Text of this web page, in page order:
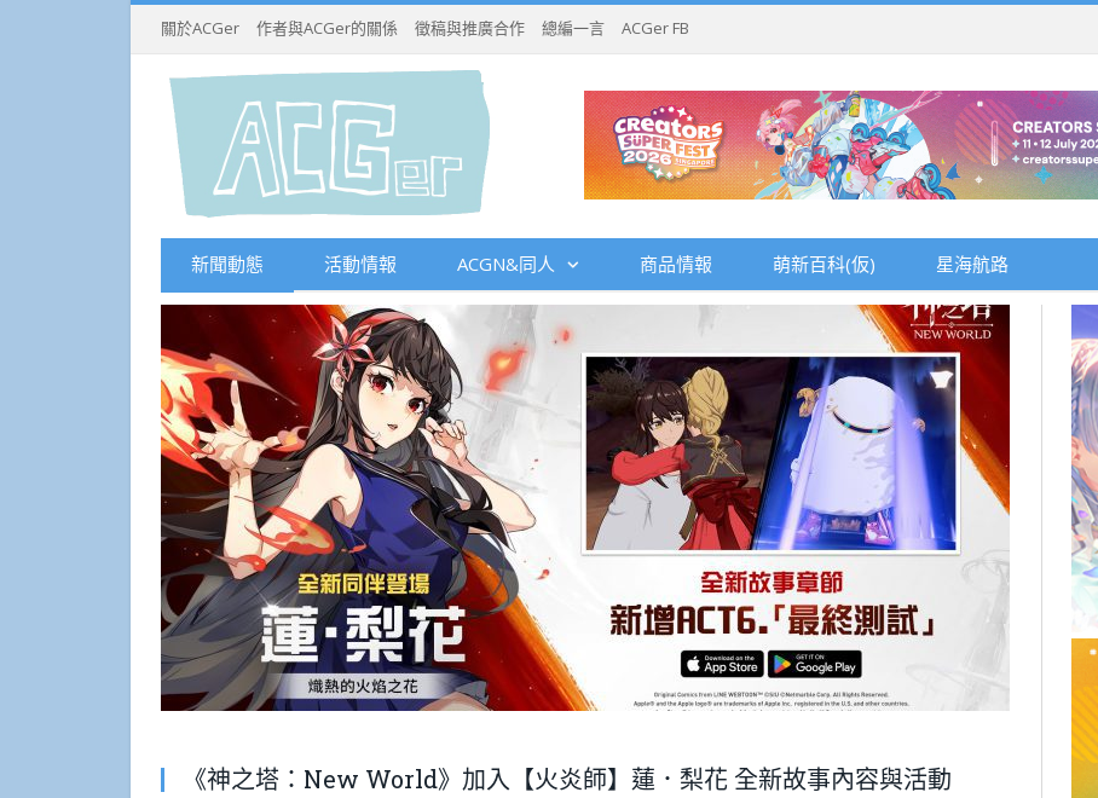
關於ACGer 作者與ACGer的關係 徵稿與推廣合作 總編一言 ACGer FB
新聞動態 活動情報 ACGN&同人 商品情報 萌新百科(仮) 星海航路
《神之塔：New World》加入【火炎師】蓮．梨花 全新故事內容與活動